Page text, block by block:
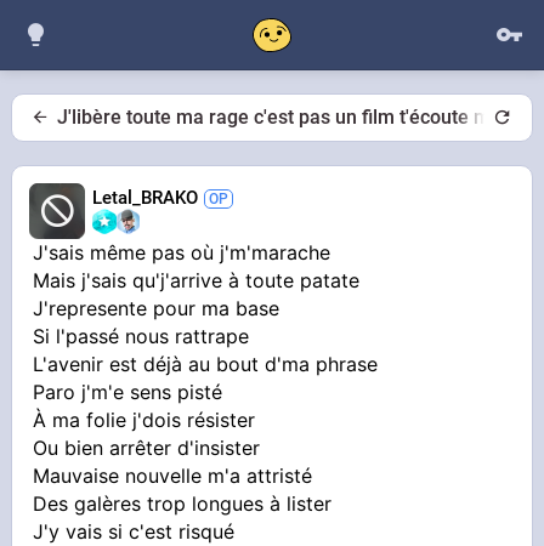
J'libère toute ma rage c'est pas un film t'écoute ma life
Letal_BRAKO
J'sais même pas où j'm'marache
Mais j'sais qu'j'arrive à toute patate
J'represente pour ma base
Si l'passé nous rattrape
L'avenir est déjà au bout d'ma phrase
Paro j'm'e sens pisté
À ma folie j'dois résister
Ou bien arrêter d'insister
Mauvaise nouvelle m'a attristé
Des galères trop longues à lister
J'y vais si c'est risqué